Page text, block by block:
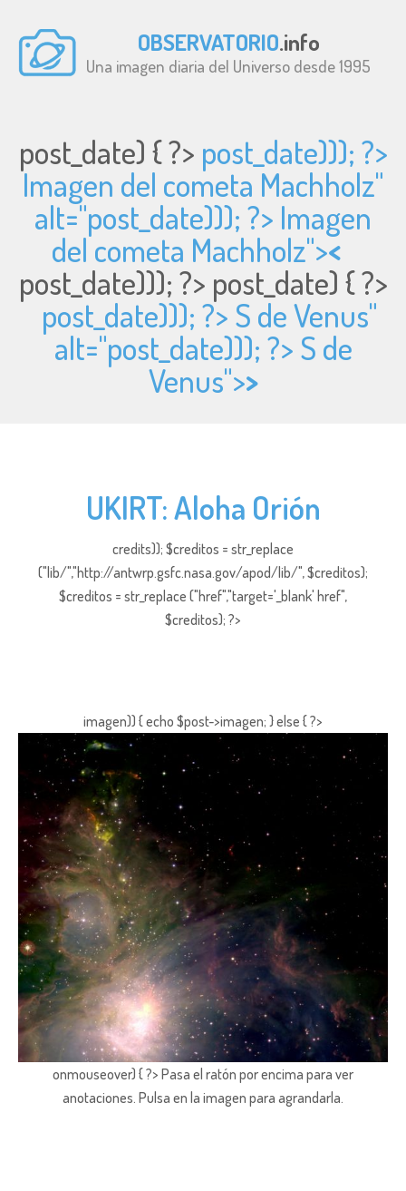
OBSERVATORIO.info
Una imagen diaria del Universo desde 1995
post_date) { ?> post_date))); ?>
Imagen del cometa Machholz"
alt="post_date))); ?> Imagen
del cometa Machholz"><
post_date))); ?> post_date) { ?>
post_date))); ?> S de Venus"
alt="post_date))); ?> S de
Venus">>
UKIRT: Aloha Orión
credits)); $creditos = str_replace
("lib/","http://antwrp.gsfc.nasa.gov/apod/lib/", $creditos);
$creditos = str_replace ("href","target='_blank' href",
$creditos); ?>
imagen)) { echo $post->imagen; } else { ?>
onmouseover) { ?> Pasa el ratón por encima para ver
anotaciones. Pulsa en la imagen para agrandarla.